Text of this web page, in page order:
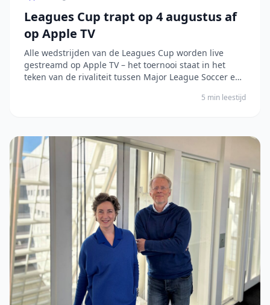
Leagues Cup trapt op 4 augustus af
op Apple TV
Alle wedstrijden van de Leagues Cup worden live
gestreamd op Apple TV – het toernooi staat in het
teken van de rivaliteit tussen Major League Soccer en
gehouden Alle 62 wedstrijden van de Leagues Cup
5 min leestijd